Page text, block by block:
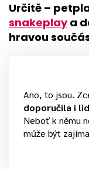
Určitě –
snakeplaya
hravou
Ano, to jsou.
doporučila i
Neboť k němu
může být